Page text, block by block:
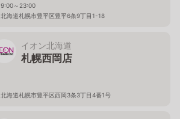
9:00～23:00
北海道札幌市豊平区豊平6条9丁目1-18
イオン北海道
札幌西岡店
北海道札幌市豊平区西岡3条3丁目4番1号